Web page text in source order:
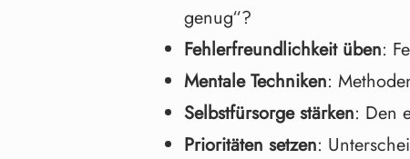
genug“?
Fehlerfreundlichkeit üben:
Mentale Techniken:
Selbstfürsorge stärken: Den
Prioritäten setzen: